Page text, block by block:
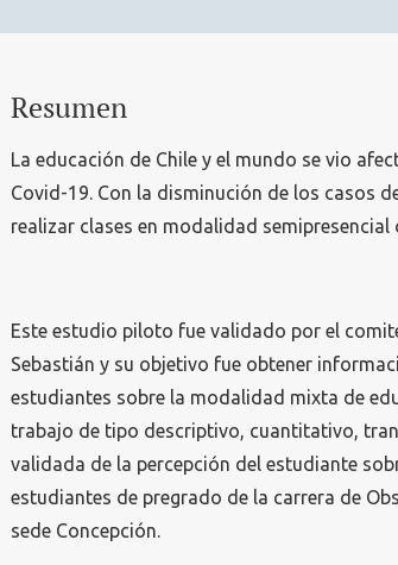
Resumen
La educación de Chile y el mundo se vio
Covid-19. Con la disminución de los casos
realizar clases en modalidad
Este estudio piloto fue validado por el
Sebastián y su objetivo fue obtener
estudiantes sobre la modalidad mixta de
trabajo de tipo descriptivo, cuantitativo,
validada de la percepción del estudiante
estudiantes de pregrado de la carrera de
sede Concepción.